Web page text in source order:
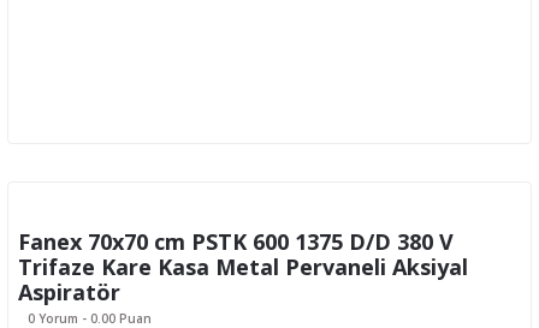
Fanex 70x70 cm PSTK 600 1375 D/D 380 V
Trifaze Kare Kasa Metal Pervaneli Aksiyal
Aspiratör
0 Yorum - 0.00 Puan